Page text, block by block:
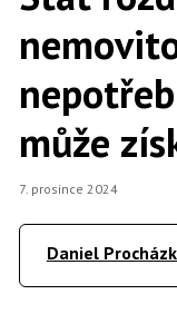
může
7. prosince 2024
Daniel